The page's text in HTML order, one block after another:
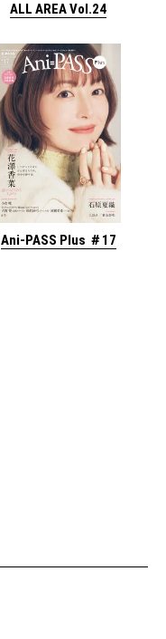
ALL AREA Vol.24
Ani-PASS Plus ＃17